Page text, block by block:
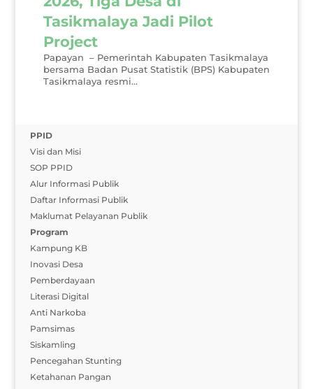
Tasikmalaya Jadi Pilot
Project
Papayan – Pemerintah Kabupaten Tasikmalaya
bersama Badan Pusat Statistik (BPS) Kabupaten
Tasikmalaya resmi...
PPID
Visi dan Misi
SOP PPID
Alur Informasi Publik
Daftar Informasi Publik
Maklumat Pelayanan Publik
Program
Kampung KB
Inovasi Desa
Pemberdayaan
Literasi Digital
Anti Narkoba
Pamsimas
Siskamling
Pencegahan Stunting
Ketahanan Pangan